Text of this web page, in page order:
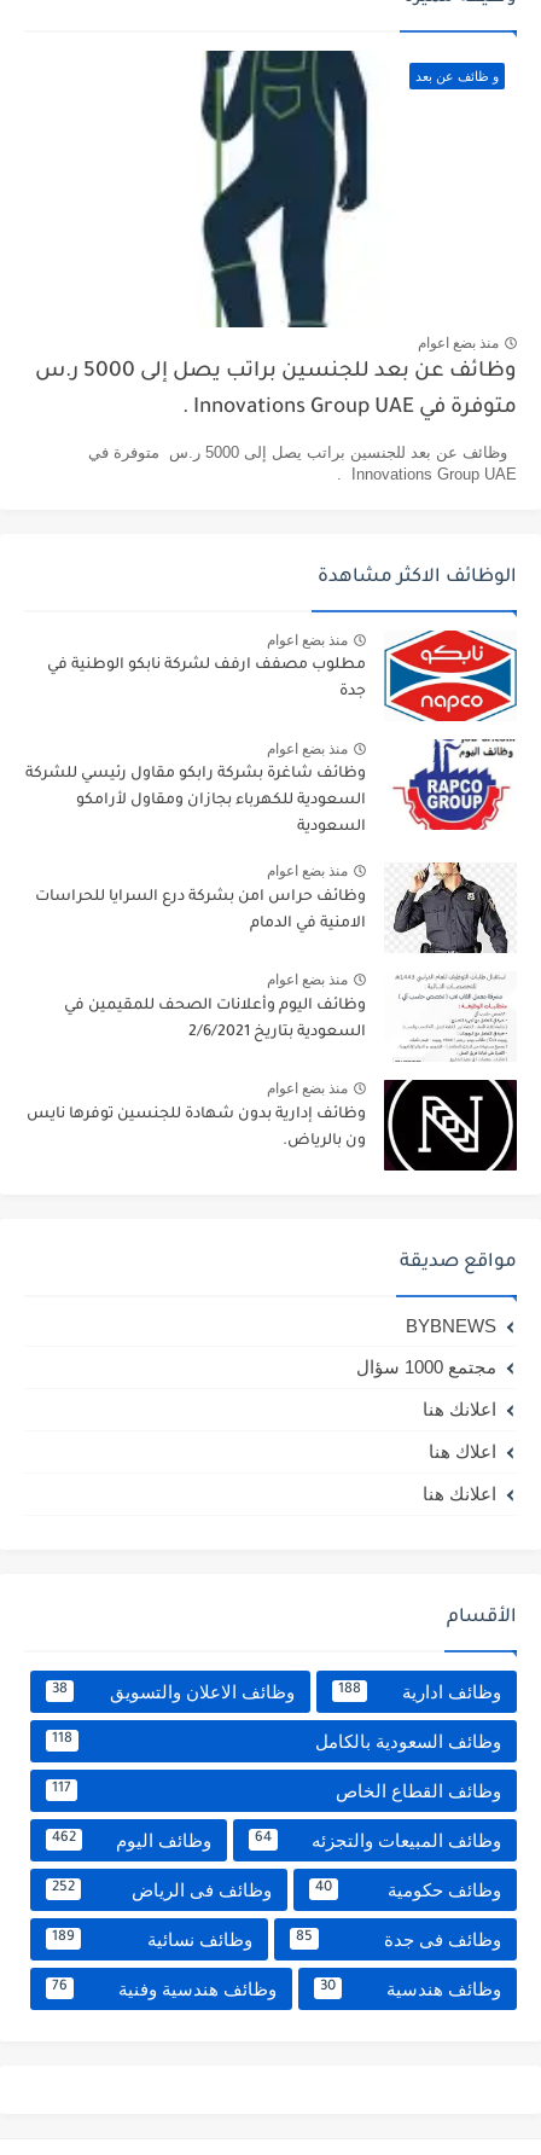
و ظائف عن بعد
منذ بضع اعوام
وظائف عن بعد للجنسين براتب يصل إلى 5000 ر.س
متوفرة في Innovations Group UAE .
وظائف عن بعد للجنسين براتب يصل إلى 5000 ر.س متوفرة في
Innovations Group UAE .
الوظائف الاكثر مشاهدة
منذ بضع اعوام
مطلوب مصفف ارفف لشركة نابكو الوطنية في
جدة
منذ بضع اعوام
وظائف شاغرة بشركة رابكو مقاول رئيسي للشركة
السعودية للكهرباء بجازان ومقاول لأرامكو
السعودية
منذ بضع اعوام
وظائف حراس امن بشركة درع السرايا للحراسات
الامنية في الدمام
منذ بضع اعوام
وظائف اليوم وأعلانات الصحف للمقيمين في
السعودية بتاريخ 2/6/2021
منذ بضع اعوام
وظائف إدارية بدون شهادة للجنسين توفرها نايس
ون بالرياض.
مواقع صديقة
BYBNEWS
مجتمع 1000 سؤال
اعلانك هنا
اعلاك هنا
اعلانك هنا
الأقسام
وظائف ادارية 188 وظائف الاعلان والتسويق 38
وظائف السعودية بالكامل 118
وظائف القطاع الخاص 117
وظائف المبيعات والتجزئه 64 وظائف اليوم 462
وظائف حكومية 40 وظائف فى الرياض 252
وظائف فى جدة 85 وظائف نسائية 189
وظائف هندسية 30 وظائف هندسية وفنية 76